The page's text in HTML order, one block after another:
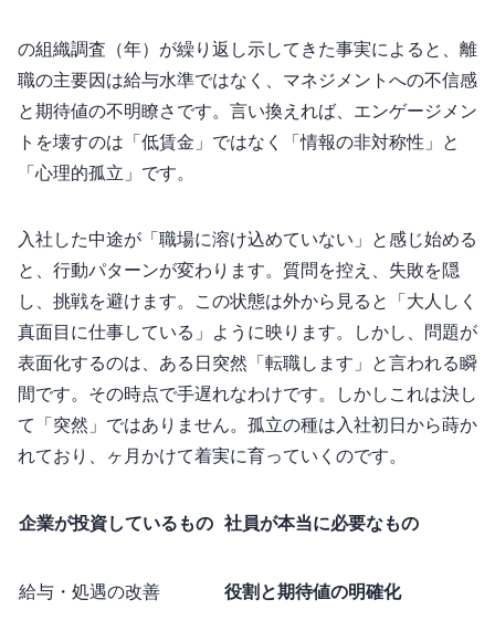
Gallupの組織調査（2019年）が繰り返し示してきた事実によると、離
職の主要因は給与水準ではなく、マネジメントへの不信感
と期待値の不明瞭さです。言い換えれば、エンゲージメン
トを壊すのは「低賃金」ではなく「情報の非対称性」と
「心理的孤立」です。
入社した中途が「職場に溶け込めていない」と感じ始める
と、行動パターンが変わります。質問を控え、失敗を隠
し、挑戦を避けます。この状態は外から見ると「大人しく
真面目に仕事している」ように映ります。しかし、問題が
表面化するのは、ある日突然「転職します」と言われる瞬
間です。その時点で手遅れなわけです。しかしこれは決し
て「突然」ではありません。孤立の”種”は入社初日から蒔か
れており、3ヶ月かけて着実に育っていくのです。
企業が投資しているもの 社員が本当に必要なもの
給与・処遇の改善 役割と期待値の明確化